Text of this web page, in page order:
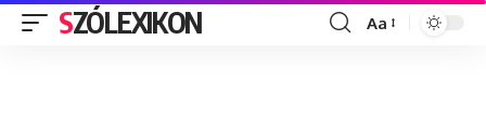
SZÓLEXIKON
Font
Aa